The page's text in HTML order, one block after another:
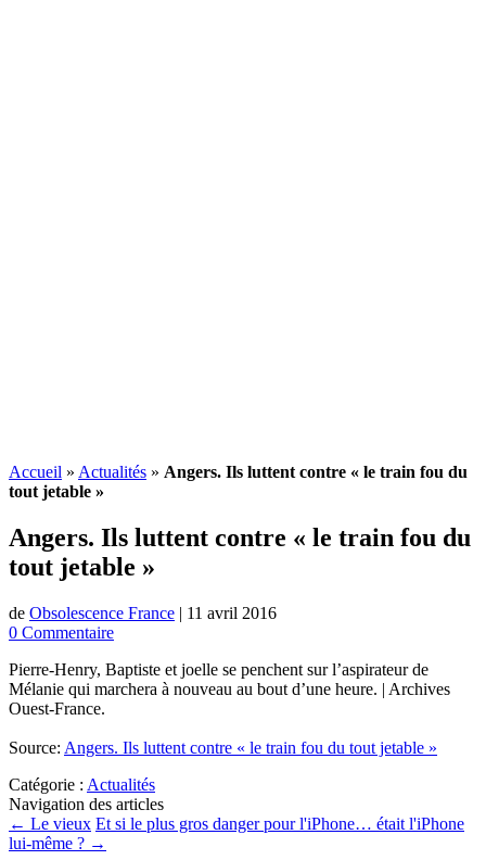
Accueil » Actualités » Angers. Ils luttent contre « le train fou du
tout jetable »
Angers. Ils luttent contre « le train fou du
tout jetable »
de Obsolescence France | 11 avril 2016
0 Commentaire
Pierre-Henry, Baptiste et joelle se penchent sur l’aspirateur de
Mélanie qui marchera à nouveau au bout d’une heure. | Archives
Ouest-France.
Source: Angers. Ils luttent contre « le train fou du tout jetable »
Catégorie : Actualités
Navigation des articles
← Le vieux Et si le plus gros danger pour l'iPhone… était l'iPhone
lui-même ? →